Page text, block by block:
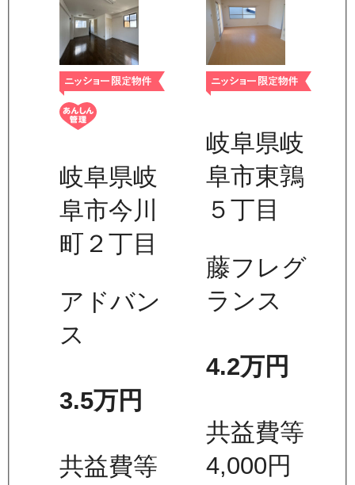
岐阜県岐
阜市今川
町２丁目
アドバン
ス
3.5万円
共益費等
岐阜県岐
阜市東鶉
５丁目
藤フレグ
ランス
4.2万円
共益費等
4,000円